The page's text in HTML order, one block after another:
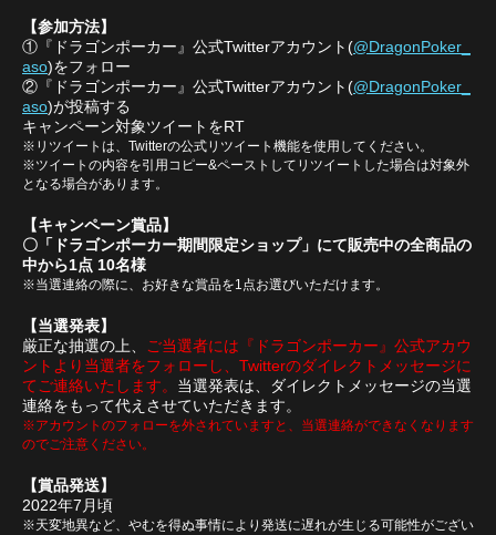
【参加方法】
①『ドラゴンポーカー』公式Twitterアカウント(@DragonPoker_
aso)をフォロー
②『ドラゴンポーカー』公式Twitterアカウント(@DragonPoker_
aso)が投稿する
キャンペーン対象ツイートをRT
※リツイートは、Twitterの公式リツイート機能を使用してください。
※ツイートの内容を引用コピー&ペーストしてリツイートした場合は対象外
となる場合があります。
【キャンペーン賞品】
〇「ドラゴンポーカー期間限定ショップ」にて販売中の全商品の
中から1点 10名様
※当選連絡の際に、お好きな賞品を1点お選びいただけます。
【当選発表】
厳正な抽選の上、 ご当選者には『ドラゴンポーカー』公式アカウ
ントより当選者をフォローし、Twitterのダイレクトメッセージに
てご連絡いたします。 当選発表は、ダイレクトメッセージの当選
連絡をもって代えさせていただきます。
※アカウントのフォローを外されていますと、当選連絡ができなくなります
のでご注意ください。
【賞品発送】
2022年7月頃
※天変地異など、やむを得ぬ事情により発送に遅れが生じる可能性がござい